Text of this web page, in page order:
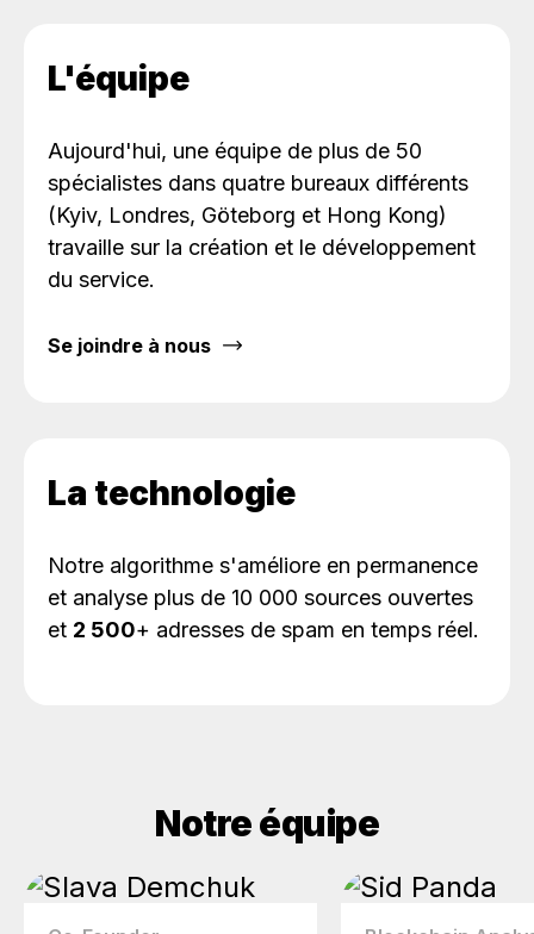
L'équipe
Aujourd'hui, une équipe de plus de 50
spécialistes dans quatre bureaux différents
(Kyiv, Londres, Göteborg et Hong Kong)
travaille sur la création et le développement
du service.
Se joindre à nous
La technologie
Notre algorithme s'améliore en permanence
et analyse plus de 10 000 sources ouvertes
et 2 500+ adresses de spam en temps réel.
Notre équipe